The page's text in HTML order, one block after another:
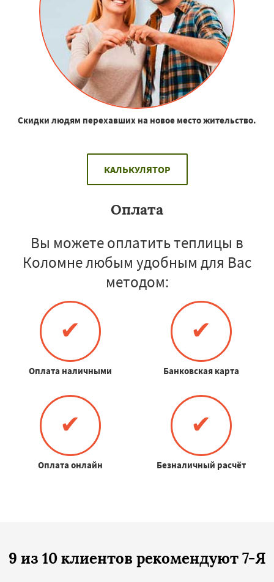
Скидки людям перехавших на новое место жительство.
КАЛЬКУЛЯТОР
Оплата
Вы можете оплатить теплицы в
Коломне любым удобным для Вас
методом:
✔
Оплата наличными
✔
Банковская карта
✔
Оплата онлайн
✔
Безналичный расчёт
9 из 10 клиентов рекомендуют 7-Я